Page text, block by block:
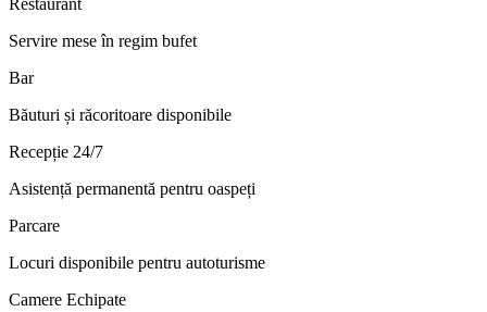
Servire mese în regim bufet
Bar
Băuturi și răcoritoare disponibile
Recepție 24/7
Asistență permanentă pentru oaspeți
Parcare
Locuri disponibile pentru autoturisme
Camere Echipate